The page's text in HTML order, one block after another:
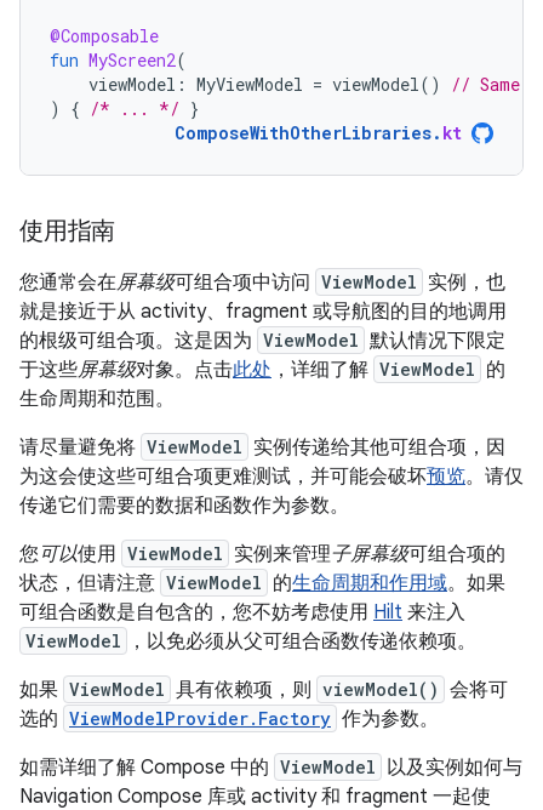
@Composable
fun MyScreen2(
viewModel : MyViewModel = viewModel()
// Same
)
{ /* ... */ }
ComposeWithOtherLibraries. kt
使用指南
您通常会在屏幕级可组合项中访问 ViewModel 实例，也
就是接近于从 activity、fragment 或导航图的目的地调用
的根级可组合项。这是因为 ViewModel 默认情况下限定
于这些屏幕级对象。点击此处 ，详细了解 ViewModel 的
生命周期和范围。
请尽量避免将 ViewModel 实例传递给其他可组合项，因
为这会使这些可组合项更难测试，并可能会破坏预览。请仅
传递它们需要的数据和函数作为参数。
您可以使用 ViewModel 实例来管理子屏幕级可组合项的
状态，但请注意 ViewModel 的生命周期和作用域。如果
可组合函数是自包含的，您不妨考虑使用 Hilt 来注入
ViewModel
，以免必须从父可组合函数传递依赖项。
如果 ViewModel 具有依赖项，则 viewModel() 会将可
选的 ViewModelProvider.Factory 作为参数。
如需详细了解 Compose 中的 ViewModel 以及实例如何与
Navigation Compose 库或 activity 和 fragment 一起使